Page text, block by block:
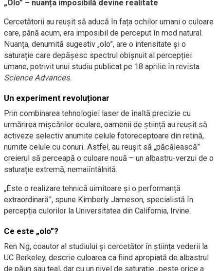
„Olo” – nuanța imposibilă devine realitate
Cercetătorii au reușit să aducă în fața ochilor umani o culoare
care, până acum, era imposibil de perceput în mod natural.
Nuanța, denumită sugestiv „olo”, are o intensitate și o
saturație care depășesc spectrul obișnuit al percepției
umane, potrivit unui studiu publicat pe 18 aprilie în revista
Science Advances.
Un experiment revoluționar
Prin combinarea tehnologiei laser de înaltă precizie cu
urmărirea mișcărilor oculare, oamenii de știință au reușit să
activeze selectiv anumite celule fotoreceptoare din retină,
numite celule cu conuri. Astfel, au reușit să „păcălească”
creierul să perceapă o culoare nouă – un albastru-verzui de o
saturație extremă, nemaiîntâlnită.
„Este o realizare tehnică uimitoare și o performanță
extraordinară”, spune Kimberly Jameson, specialistă în
percepția culorilor la Universitatea din California, Irvine.
Ce este „olo”?
Ren Ng, coautor al studiului și cercetător în știința vederii la
UC Berkeley, descrie culoarea ca fiind apropiată de albastrul
de păun sau teal, dar cu un nivel de saturație „peste orice a